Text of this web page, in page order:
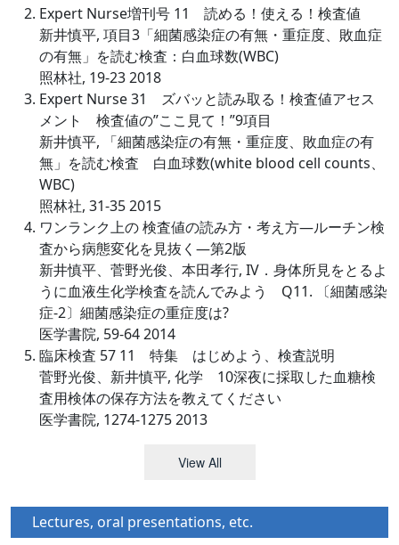
Expert Nurse増刊号 11 読める！使える！検査値
新井慎平, 項目3「細菌感染症の有無・重症度、敗血症
の有無」を読む検査：白血球数(WBC)
照林社, 19-23 2018
Expert Nurse 31 ズバッと読み取る！検査値アセス
メント 検査値の”ここ見て！”9項目
新井慎平, 「細菌感染症の有無・重症度、敗血症の有
無」を読む検査 白血球数(white blood cell counts、
WBC)
照林社, 31-35 2015
ワンランク上の 検査値の読み方・考え方―ルーチン検
査から病態変化を見抜く―第2版
新井慎平、菅野光俊、本田孝行, IV．身体所見をとるよ
うに血液生化学検査を読んでみよう Q11. 〔細菌感染
症-2〕細菌感染症の重症度は?
医学書院, 59-64 2014
臨床検査 57 11 特集 はじめよう、検査説明
菅野光俊、新井慎平, 化学 10深夜に採取した血糖検
査用検体の保存方法を教えてください
医学書院, 1274-1275 2013
View All
Lectures, oral presentations, etc.